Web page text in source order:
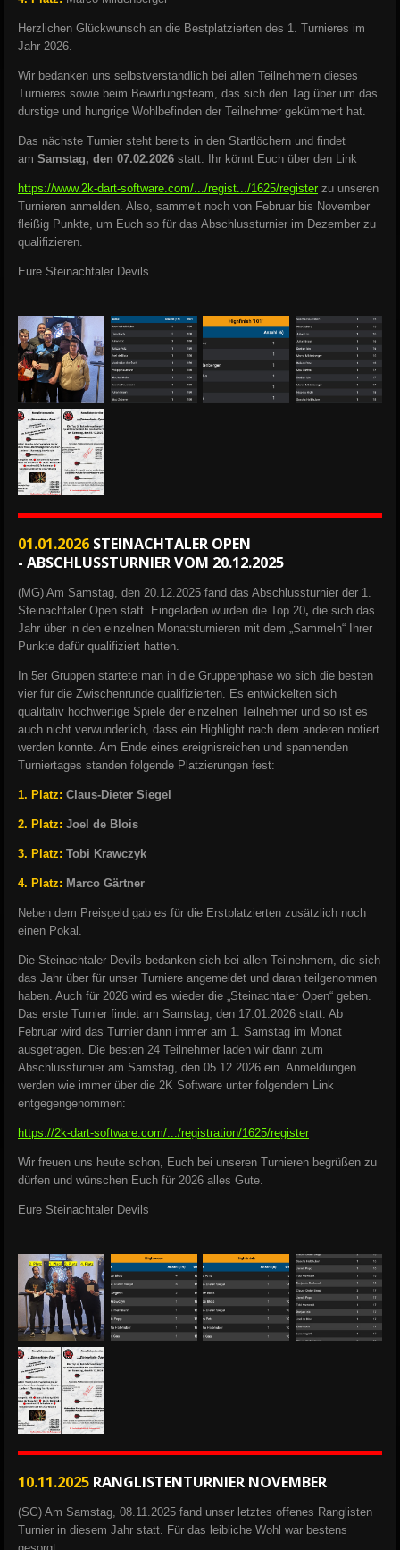
Herzlichen Glückwunsch an die Bestplatzierten des 1. Turnieres im
Jahr 2026.
Wir bedanken uns selbstverständlich bei allen Teilnehmern dieses
Turnieres sowie beim Bewirtungsteam, das sich den Tag über um das
durstige und hungrige Wohlbefinden der Teilnehmer gekümmert hat.
Das nächste Turnier steht bereits in den Startlöchern und findet
am Samstag, den 07.02.2026 statt. Ihr könnt Euch über den Link
https://www.2k-dart-software.com/.../regist.../1625/register zu unseren
Turnieren anmelden. Also, sammelt noch von Februar bis November
fleißig Punkte, um Euch so für das Abschlussturnier im Dezember zu
qualifizieren.
Eure Steinachtaler Devils
01.01.2026 STEINACHTALER OPEN
- ABSCHLUSSTURNIER VOM 20.12.2025
(MG) Am Samstag, den 20.12.2025 fand das Abschlussturnier der 1.
Steinachtaler Open statt. Eingeladen wurden die Top 20, die sich das
Jahr über in den einzelnen Monatsturnieren mit dem „Sammeln“ Ihrer
Punkte dafür qualifiziert hatten.
In 5er Gruppen startete man in die Gruppenphase wo sich die besten
vier für die Zwischenrunde qualifizierten. Es entwickelten sich
qualitativ hochwertige Spiele der einzelnen Teilnehmer und so ist es
auch nicht verwunderlich, dass ein Highlight nach dem anderen notiert
werden konnte. Am Ende eines ereignisreichen und spannenden
Turniertages standen folgende Platzierungen fest:
1. Platz: Claus-Dieter Siegel
2. Platz: Joel de Blois
3. Platz: Tobi Krawczyk
4. Platz: Marco Gärtner
Neben dem Preisgeld gab es für die Erstplatzierten zusätzlich noch
einen Pokal.
Die Steinachtaler Devils bedanken sich bei allen Teilnehmern, die sich
das Jahr über für unser Turniere angemeldet und daran teilgenommen
haben. Auch für 2026 wird es wieder die „Steinachtaler Open“ geben.
Das erste Turnier findet am Samstag, den 17.01.2026 statt. Ab
Februar wird das Turnier dann immer am 1. Samstag im Monat
ausgetragen. Die besten 24 Teilnehmer laden wir dann zum
Abschlussturnier am Samstag, den 05.12.2026 ein. Anmeldungen
werden wie immer über die 2K Software unter folgendem Link
entgegengenommen:
https://2k-dart-software.com/.../registration/1625/register
Wir freuen uns heute schon, Euch bei unseren Turnieren begrüßen zu
dürfen und wünschen Euch für 2026 alles Gute.
Eure Steinachtaler Devils
10.11.2025 RANGLISTENTURNIER NOVEMBER
(SG) Am Samstag, 08.11.2025 fand unser letztes offenes Ranglisten
Turnier in diesem Jahr statt.
Für das leibliche Wohl war bestens